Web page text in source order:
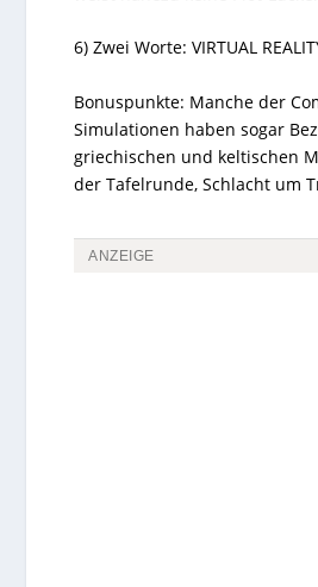
6) Zwei Worte: VIRTUAL
Bonuspunkte: Manche der
Simulationen haben sogar
griechischen und keltischen
der Tafelrunde, Schlacht um
ANZEIGE